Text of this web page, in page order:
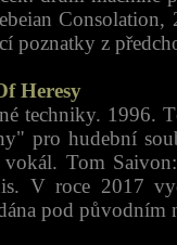
poznatky z
Heresy
techniky. 1996.
pro hudební
Tom
V roce 2017
pod